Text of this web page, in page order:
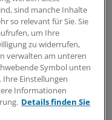
ethisch nicht zu
für einzelne
werden und den
die Rückkehr
sind manche Inhalte
so relevant für Sie. Sie
um Ihre
zu widerrufen,
verwalten am unteren
Symbol unten
Ihre Einstellungen
Informationen
Details finden Sie